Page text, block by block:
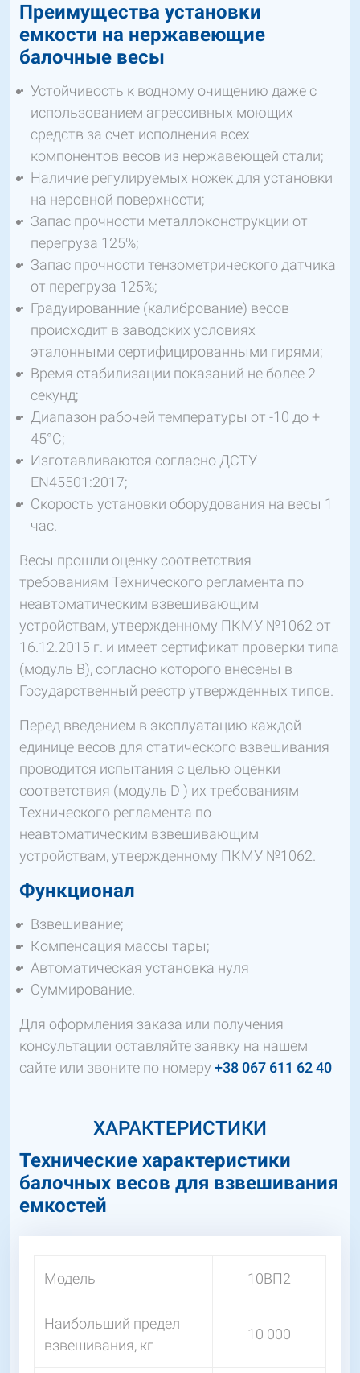
Преимущества установки
емкости на нержавеющие
балочные весы
Устойчивость к водному очищению даже с
использованием агрессивных моющих
средств за счет исполнения всех
компонентов весов из нержавеющей стали;
Наличие регулируемых ножек для установки
на неровной поверхности;
Запас прочности металлоконструкции от
перегруза 125%;
Запас прочности тензометрического датчика
от перегруза 125%;
Градуированние (калибрование) весов
происходит в заводских условиях
эталонными сертифицированными гирями;
Время стабилизации показаний не более 2
секунд;
Диапазон рабочей температуры от -10 до +
45°C;
Изготавливаются согласно ДСТУ
EN45501:2017;
Скорость установки оборудования на весы 1
час.
Весы прошли оценку соответствия
требованиям Технического регламента по
неавтоматическим взвешивающим
устройствам, утвержденному ПКМУ №1062 от
16.12.2015 г. и имеет сертификат проверки типа
(модуль В), согласно которого внесены в
Государственный реестр утвержденных типов.
Перед введением в эксплуатацию каждой
единице весов для статического взвешивания
проводится испытания с целью оценки
соответствия (модуль D ) их требованиям
Технического регламента по
неавтоматическим взвешивающим
устройствам, утвержденному ПКМУ №1062.
Функционал
Взвешивание;
Компенсация массы тары;
Автоматическая установка нуля
Суммирование.
Для оформления заказа или получения
консультации оставляйте заявку на нашем
сайте или звоните по номеру +38 067 611 62 40
ХАРАКТЕРИСТИКИ
Технические характеристики
балочных весов для взвешивания
емкостей
Модель 10ВП2
Наибольший предел
взвешивания, кг
10 000